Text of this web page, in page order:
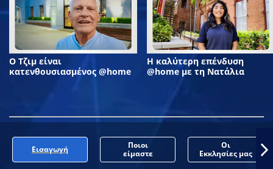
Ο Τζιμ είναι
κατενθουσιασμένος @home
Η καλύτερη επένδυση
@home με τη Νατάλια
Εισαγωγή
Ποιοι
είμαστε
Οι
Εκκλησίες μας